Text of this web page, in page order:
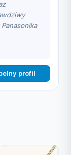
profil